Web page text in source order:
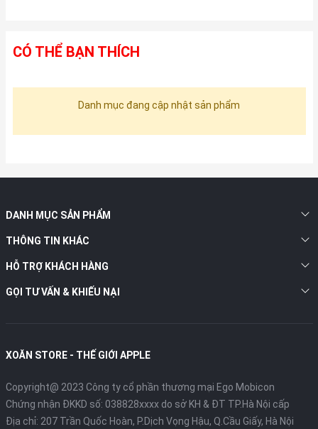
CÓ THỂ BẠN THÍCH
Danh mục đang cập nhật sản phẩm
DANH MỤC SẢN PHẨM
THÔNG TIN KHÁC
HỖ TRỢ KHÁCH HÀNG
GỌI TƯ VẤN & KHIẾU NẠI
XOĂN STORE - THẾ GIỚI APPLE
Copyright@ 2023 Công ty cổ phần thương mại Ego Mobicon
Chứng nhận ĐKKD số: 038828xxxx do sở KH & ĐT TP.Hà Nội cấp
Địa chỉ: 207 Trần Quốc Hoàn, P.Dịch Vọng Hậu, Q.Cầu Giấy, Hà Nội